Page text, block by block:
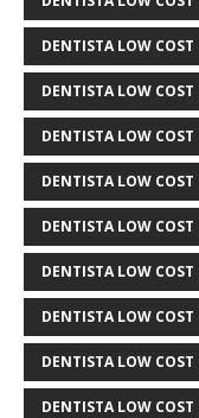
DENTISTA LOW
DENTISTA LOW
DENTISTA LOW
DENTISTA LOW
DENTISTA LOW
DENTISTA LOW COST
DENTISTA LOW
DENTISTA LOW
DENTISTA LOW COST